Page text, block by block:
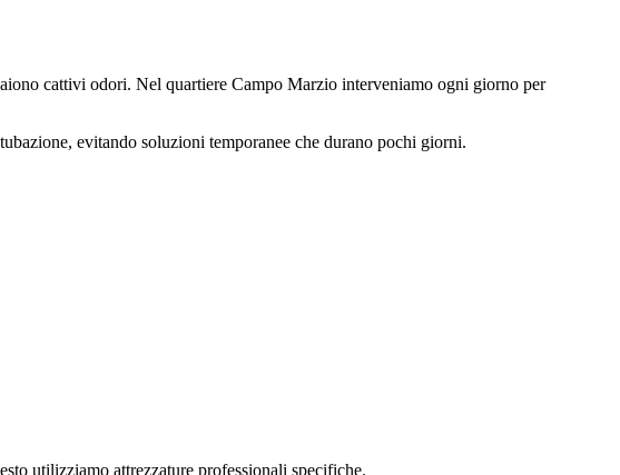
cattivi odori. Nel quartiere Campo Marzio interveniamo ogni giorno per
evitando soluzioni temporanee che durano pochi giorni.
utilizziamo attrezzature professionali specifiche.